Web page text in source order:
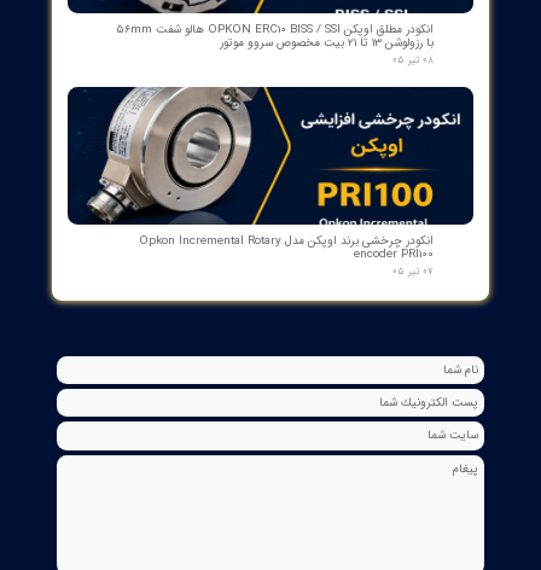
​محصولات جدید و
پرفروش​​​​​​​
اسکنر شعله بی اف آی BFI آلمان مدل تایپ ۲